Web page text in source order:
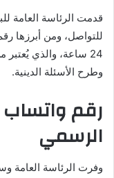
قدمت الرئاسة العامة
للتواصل، ومن أبرزها
24 ساعة، والذي
وطرح الأسئلة الدينية.
رقم واتساب
الرسمي
وفرت الرئاسة العامة